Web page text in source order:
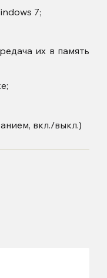
7;
их в память
вкл./выкл.)